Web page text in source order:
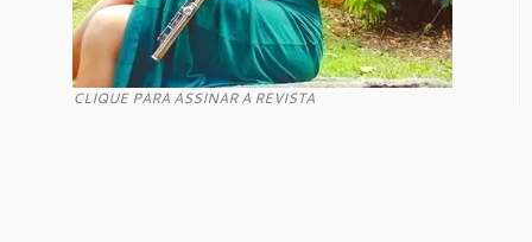
CLIQUE PARA ASSINAR A REVISTA